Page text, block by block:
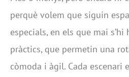
perquè volem que siguin
especials, en els que mai
pràctics, que permetin una
còmoda i àgil. Cada escenari